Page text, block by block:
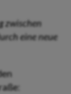
zwischen
eine neue